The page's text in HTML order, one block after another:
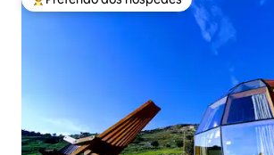
Entre os melhores preferidos dos hóspedes